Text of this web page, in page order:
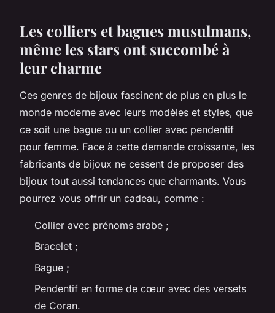
Les colliers et bagues musulmans,
même les stars ont succombé à
leur charme
Ces genres de bijoux fascinent de plus en plus le
monde moderne avec leurs modèles et styles, que
ce soit une bague ou un collier avec pendentif
pour femme. Face à cette demande croissante, les
fabricants de bijoux ne cessent de proposer des
bijoux tout aussi tendances que charmants. Vous
pourrez vous offrir un cadeau, comme :
Collier avec prénoms arabe ;
Bracelet ;
Bague ;
Pendentif en forme de cœur avec des versets
de Coran.